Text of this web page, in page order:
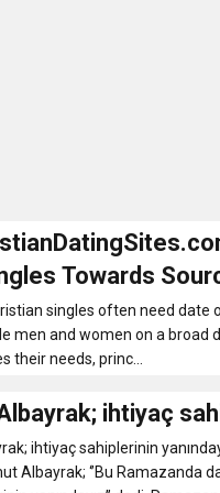
“Amasya’nın Gururları:
Festivali
listesi
Towards
Best Suits
singles often need
men and women on a broad
their needs, princ...
ihtiyaç
ihtiyaç sahiplerinin
Albayrak; ‘’Bu Ramazanda